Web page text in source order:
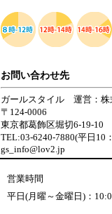
お問い合わせ先
ガールスタイル 運営：株
〒124-0006
東京都葛飾区堀切6-19-10
TEL:03-6240-7880(平日10
gs_info@lov2.jp
営業時間
平日(月曜～金曜日)：